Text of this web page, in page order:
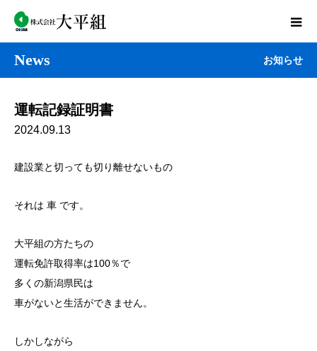
News お知らせ
運転記録証明書
2024.09.13
建設業と切っても切り離せないもの
それは 車 です。
大平組の方たちの
運転免許取得率は100％で
多くの新潟県民は
車がないと生活ができません。
しかしながら